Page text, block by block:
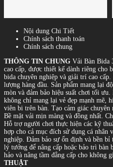
Nội dung Chi Tiết
Chính sách thanh toán
Chính sách chung
THÔNG TIN CHUNG Vải Bàn Bida
cao cấp, được thiết kế dành riêng cho
bida chuyên nghiệp và giải trí cao
lượng hàng đầu. Sản phẩm mang lại
mòn và đảm bảo hiệu suất chơi tối ưu.
không chỉ mang lại vẻ đẹp mạnh mẽ,
viên bi trên bàn. Tạo cảm giác chuyên
Bề mặt vải mịn màng và đồng nhất.
Hỗ trợ người chơi thực hiện các kỹ
hợp cho cả mục đích sử dụng cá nhân
nghiệp. Đảm bảo sự ổn định và bền
lý tưởng để nâng cấp hoặc bảo trì bàn
hảo và nâng tầm đẳng cấp cho không
THUẬT